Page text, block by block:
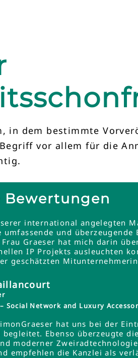
in dem bestimmte
vor allem für die
Bewertungen
international angelegten
umfassende und
Graeser hat mich darin
IP Projekts ausleuchten
geschätzten
Social Network and Luxury
hat uns bei der
Ebenso überzeugte
moderner
empfehlen die Kanzlei als